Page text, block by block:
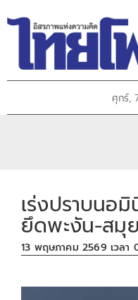
ศุกร์,
เร่งปราบนอ
ยึดพะงัน-สมุย
13 พฤษภาคม 2569 เวลา